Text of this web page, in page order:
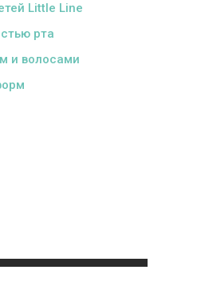
Little Line
рта
и волосами